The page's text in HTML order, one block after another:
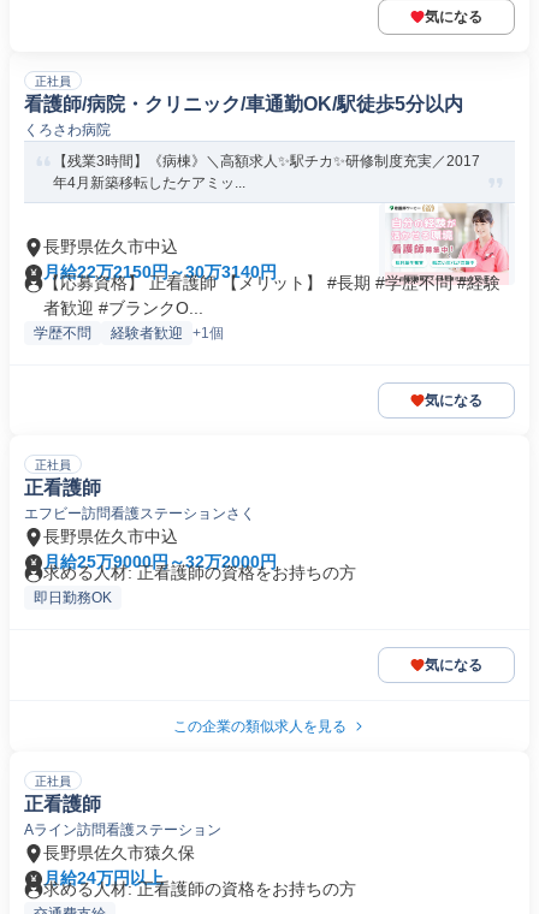
気になる
正社員
看護師/病院・クリニック/車通勤OK/駅徒歩5分以内
くろさわ病院
【残業3時間】《病棟》＼高額求人✨駅チカ✨研修制度充実／2017
年4月新築移転したケアミッ...
長野県佐久市中込
月給22万2150円～30万3140円
【応募資格】 正看護師 【メリット】 #長期 #学歴不問 #経験
者歓迎 #ブランクO...
学歴不問 経験者歓迎 +1個
気になる
正社員
正看護師
エフビー訪問看護ステーションさく
長野県佐久市中込
月給25万9000円～32万2000円
求める人材: 正看護師の資格をお持ちの方
即日勤務OK
気になる
この企業の類似求人を見る
正社員
正看護師
Aライン訪問看護ステーション
長野県佐久市猿久保
月給24万円以上
求める人材: 正看護師の資格をお持ちの方